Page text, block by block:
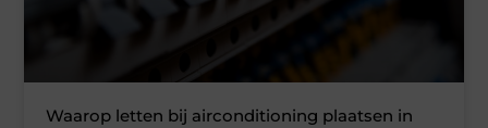
Waarop letten bij airconditioning plaatsen in